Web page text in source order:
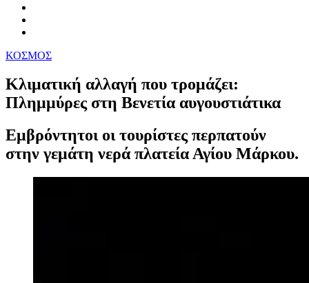
ΚΟΣΜΟΣ
Κλιματική αλλαγή που τρομάζει:
Πλημμύρες στη Βενετία αυγουστιάτικα
Εμβρόντητοι οι τουρίστες περπατούν
στην γεμάτη νερά πλατεία Αγίου Μάρκου.